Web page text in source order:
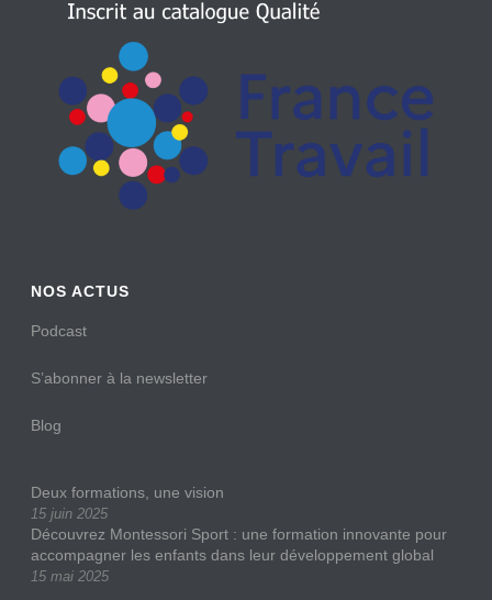
NOS ACTUS
Podcast
S’abonner à la newsletter
Blog
Deux formations, une vision
15 juin 2025
Découvrez Montessori Sport : une formation innovante pour
accompagner les enfants dans leur développement global
15 mai 2025